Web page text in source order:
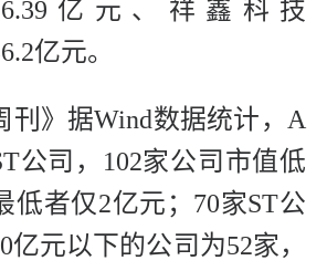
亿元、祥鑫科技
亿元。
刊》据Wind数据统计，A
公司，102家公司市值低
低者仅2亿元；70家ST公
亿元以下的公司为52家，